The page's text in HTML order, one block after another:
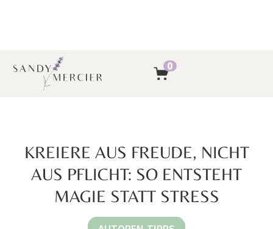
0
KREIERE AUS FREUDE, NICHT
AUS PFLICHT: SO ENTSTEHT
MAGIE STATT STRESS